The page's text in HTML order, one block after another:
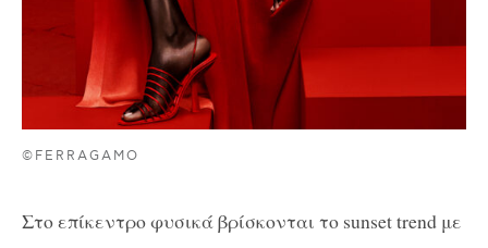
©FERRAGAMO
Στο επίκεντρο φυσικά βρίσκονται το sunset trend με